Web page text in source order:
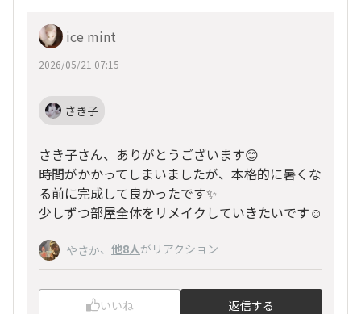
ice mint
2026/05/21 07:15
さき子
さき子さん、ありがとうございます😊
時間がかかってしまいましたが、本格的に暑くな
る前に完成して良かったです✨
少しずつ部屋全体をリメイクしていきたいです☺️
やさか、 他8人がリアクション
いいね 返信する